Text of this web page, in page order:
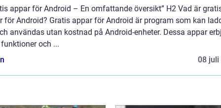
appar för Android – En omfattande översikt” H2 Vad är
för Android? Gratis appar för Android är program som kan
användas utan kostnad på Android-enheter. Dessa appar
och ...
08 juli